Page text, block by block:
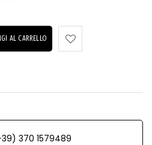
AL CARRELLO
370 1579489